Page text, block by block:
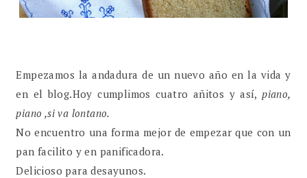
Empezamos la andadura de un nuevo año en la vida y
en el blog.Hoy cumplimos cuatro añitos y así, piano,
piano ,si va lontano.
No encuentro una forma mejor de empezar que con un
pan facilito y en panificadora.
Delicioso para desayunos.